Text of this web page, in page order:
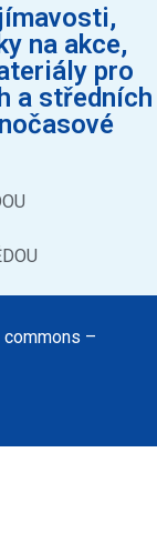
na akce,
pro
a středních
–